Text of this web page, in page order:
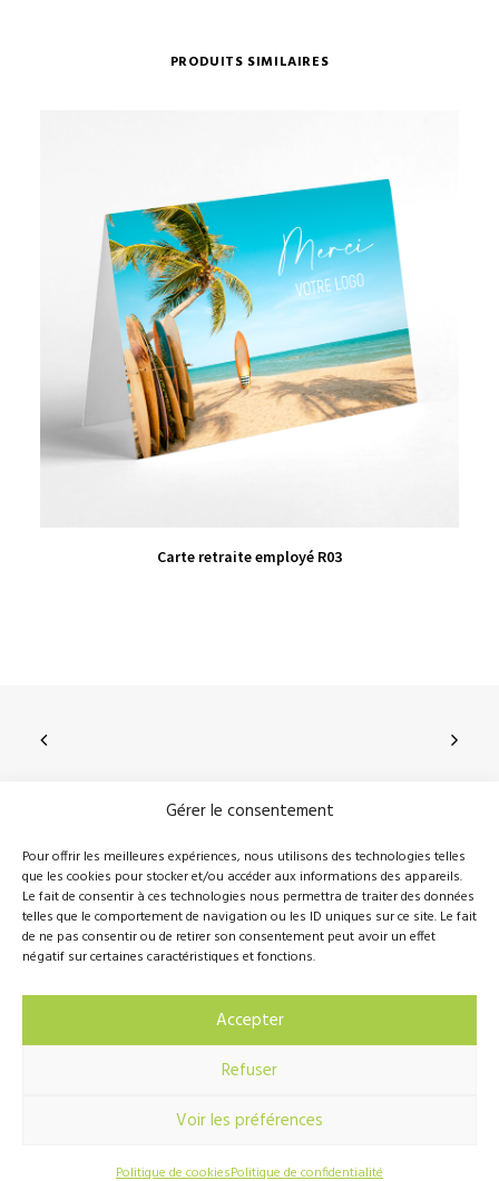
Gérer le consentement
Pour offrir les meilleures expériences, nous utilisons des technologies telles
que les cookies pour stocker et/ou accéder aux informations des appareils.
Le fait de consentir à ces technologies nous permettra de traiter des données
telles que le comportement de navigation ou les ID uniques sur ce site. Le fait
de ne pas consentir ou de retirer son consentement peut avoir un effet
négatif sur certaines caractéristiques et fonctions.
Accepter
Refuser
Voir les préférences
Politique de cookiesPolitique de confidentialité
PRODUITS SIMILAIRES
VIEW PRODUCT
Carte retraite employé R03
210, rue Principale, Vallée-Jonction (Qc), G0S 3J0
418 389-8899info@novalie.ca
© 2016 Novalie Tous droits réservés –Politique de
confidentialité